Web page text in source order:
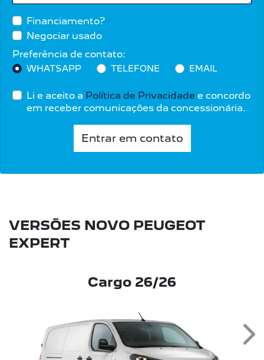
Financiamento?
Negociar usado
Preferência de contato:
WHATSAPP TELEFONE EMAIL
Li e aceito a Política de Privacidade e concordo
em receber comunicações da concessionária.
Entrar em contato
VERSÕES NOVO PEUGEOT
EXPERT
Cargo 26/26